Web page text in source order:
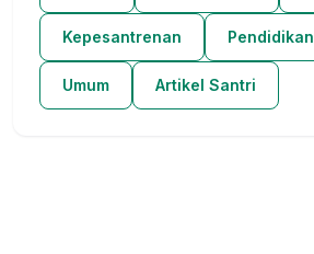
Kepesantrenan Pendidikan
Umum Artikel Santri